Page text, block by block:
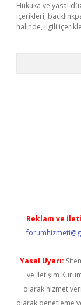
Hukuka ve yasal
içerikleri,
halinde, ilgili
Reklam ve
Yasal Uyarı:
ve İletişim
olarak hizmet
olarak denetleme